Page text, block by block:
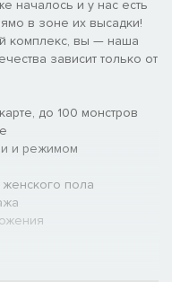
началось и у нас есть
в зоне их высадки!
комплекс, вы — наша
зависит только от
до 100 монстров
и режимом
пола